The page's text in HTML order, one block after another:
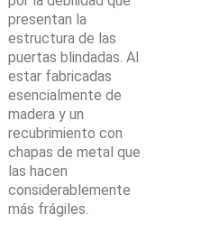
presentan la
estructura de las
puertas blindadas. Al
estar fabricadas
esencialmente de
madera y un
recubrimiento con
chapas de metal que
las hacen
considerablemente
más frágiles.